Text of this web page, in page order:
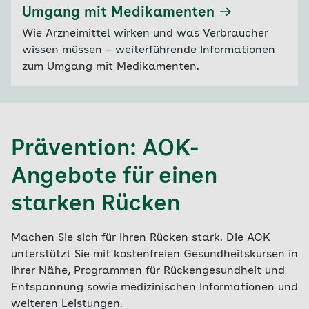
Umgang mit Medikamenten
Wie Arzneimittel wirken und was Verbraucher
wissen müssen – weiterführende Informationen
zum Umgang mit Medikamenten.
Prävention: AOK-
Angebote für einen
starken Rücken
Machen Sie sich für Ihren Rücken stark. Die AOK
unterstützt Sie mit kostenfreien Gesundheitskursen in
Ihrer Nähe, Programmen für Rückengesundheit und
Entspannung sowie medizinischen Informationen und
weiteren Leistungen.